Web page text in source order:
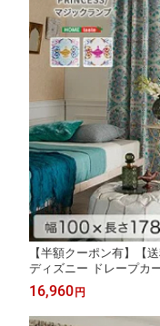
【半額クーポン有】【
ディズニー ドレープカ
lamp プリンセス マジッ
ース 洗える 1枚入 おし
ー
16,960 円